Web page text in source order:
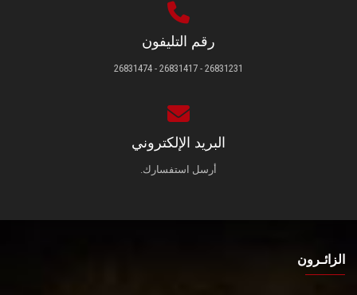
رقم التليفون
26831231 - 26831417 - 26831474
البريد الإلكتروني
أرسل استفسارك.
الزائـرون